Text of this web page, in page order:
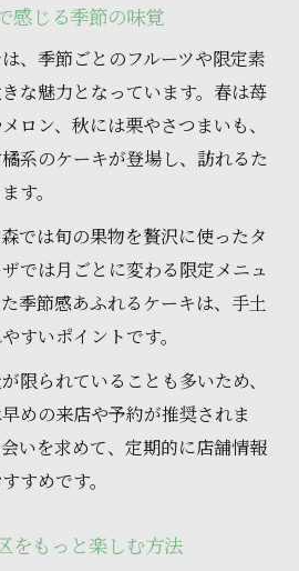
感じる季節の味覚
、季節ごとのフルーツや限定素
な魅力となっています。春は苺
ロン、秋には栗やさつまいも、
系のケーキが登場し、訪れるた
す。
では旬の果物を贅沢に使ったタ
では月ごとに変わる限定メニュ
季節感あふれるケーキは、手土
すいポイントです。
限られていることも多いため、
めの来店や予約が推奨されま
いを求めて、定期的に店舗情報
すめです。
をもっと楽しむ方法